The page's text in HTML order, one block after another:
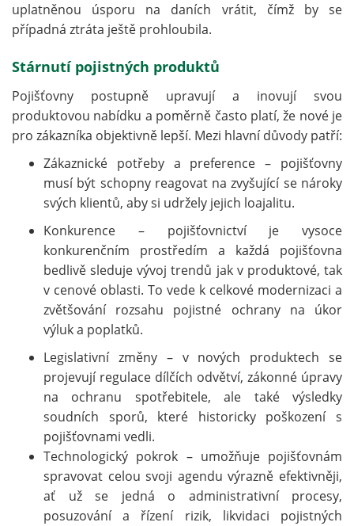
uplatněnou úsporu na daních vrátit, čímž by se
případná ztráta ještě prohloubila.
Stárnutí pojistných produktů
Pojišťovny postupně upravují a inovují svou
produktovou nabídku a poměrně často platí, že nové je
pro zákazníka objektivně lepší. Mezi hlavní důvody patří:
Zákaznické potřeby a preference – pojišťovny
musí být schopny reagovat na zvyšující se nároky
svých klientů, aby si udržely jejich loajalitu.
Konkurence – pojišťovnictví je vysoce
konkurenčním prostředím a každá pojišťovna
bedlivě sleduje vývoj trendů jak v produktové, tak
v cenové oblasti. To vede k celkové modernizaci a
zvětšování rozsahu pojistné ochrany na úkor
výluk a poplatků.
Legislativní změny – v nových produktech se
projevují regulace dílčích odvětví, zákonné úpravy
na ochranu spotřebitele, ale také výsledky
soudních sporů, které historicky poškození s
pojišťovnami vedli.
Technologický pokrok – umožňuje pojišťovnám
spravovat celou svoji agendu výrazně efektivněji,
ať už se jedná o administrativní procesy,
posuzování a řízení rizik, likvidaci pojistných